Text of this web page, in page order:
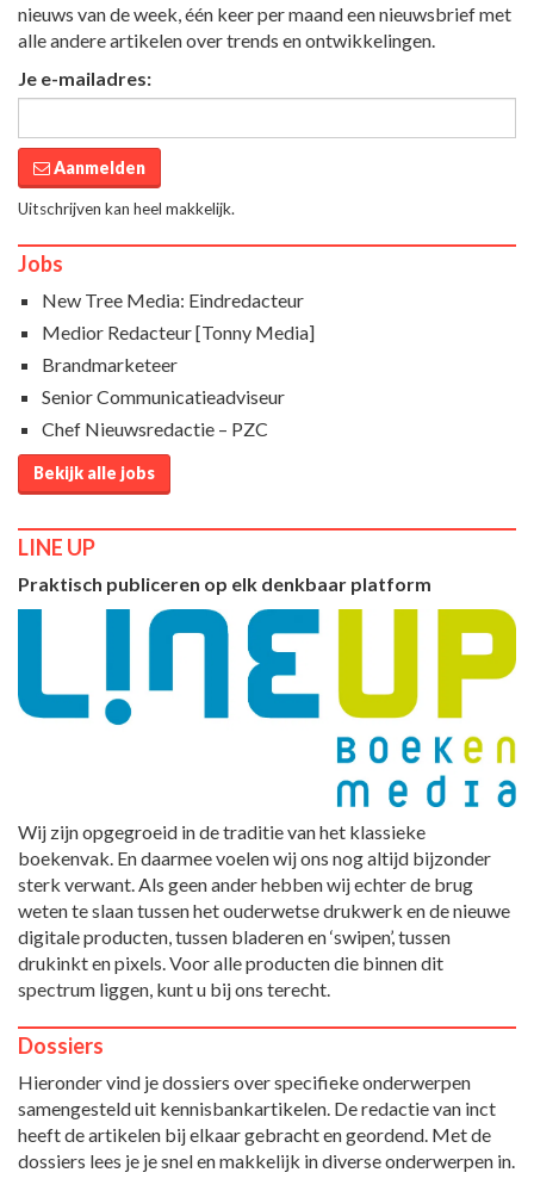
nieuws van de week, één keer per maand een nieuwsbrief met
alle andere artikelen over trends en ontwikkelingen.
Je e-mailadres:
Aanmelden
Uitschrijven kan heel makkelijk.
Jobs
New Tree Media: Eindredacteur
Medior Redacteur [Tonny Media]
Brandmarketeer
Senior Communicatieadviseur
Chef Nieuwsredactie – PZC
Bekijk alle jobs
LINE UP
Praktisch publiceren op elk denkbaar platform
Wij zijn opgegroeid in de traditie van het klassieke
boekenvak. En daarmee voelen wij ons nog altijd bijzonder
sterk verwant. Als geen ander hebben wij echter de brug
weten te slaan tussen het ouderwetse drukwerk en de nieuwe
digitale producten, tussen bladeren en ‘swipen’, tussen
drukinkt en pixels. Voor alle producten die binnen dit
spectrum liggen, kunt u bij ons terecht.
Dossiers
Hieronder vind je dossiers over specifieke onderwerpen
samengesteld uit kennisbankartikelen. De redactie van inct
heeft de artikelen bij elkaar gebracht en geordend. Met de
dossiers lees je je snel en makkelijk in diverse onderwerpen in.